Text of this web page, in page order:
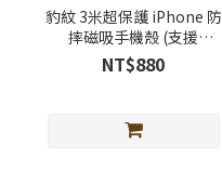
豹紋 3米超保護 iPhone 防
摔磁吸手機殼 (支援
Magsafe)
NT$880